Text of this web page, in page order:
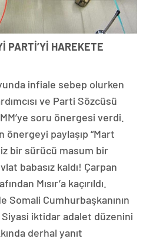
PARTİ’Yİ HAREKETE
infiale sebep olurken
ve Parti Sözcüsü
soru önergesi verdi.
önergeyi paylaşıp “Mart
bir sürücü masum bir
babasız kaldı! Çarpan
Mısır’a kaçırıldı.
Somali Cumhurbaşkanının
Siyasi iktidar adalet düzenini
derhal yanıt